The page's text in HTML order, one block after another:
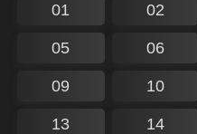
01 02
05 06
09 10
13 14